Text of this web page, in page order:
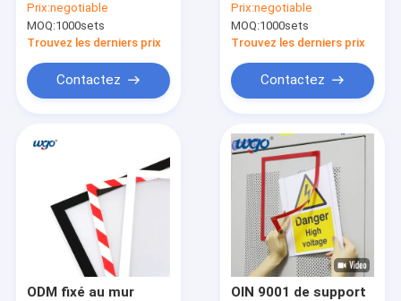
Contrôle de qualité
Contactez-nous
Demandez une citation
Support de produit de salle de bains
d'espace libre d'ODM
certifiée
Prix:negotiable
MOQ:1000sets
Trouvez les derniers prix
Contactez
de supports de signe
d'OIN 9001
Prix:negotiable
MOQ:1000sets
Trouvez les derniers prix
Contactez
ODM fixé au mur
OIN 9001 de support